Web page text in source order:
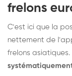
frelons
C'est ici que la
nettement de
frelons